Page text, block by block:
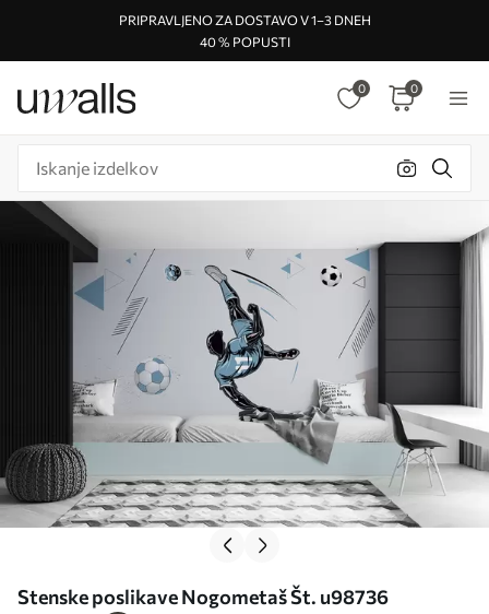
PRIPRAVLJENO ZA DOSTAVO V 1–3 DNEH
40 % POPUSTI
0 0
Stenske poslikave Nogometaš Št. u98736